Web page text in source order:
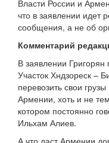
Власти России и
что в заявлении идет
сообщения, а не об
Комментарий
В заявлении
Участок Хндзореск –
перевозить свои
Армении, хоть и не
котором постоянно
Ильхам Алиев.